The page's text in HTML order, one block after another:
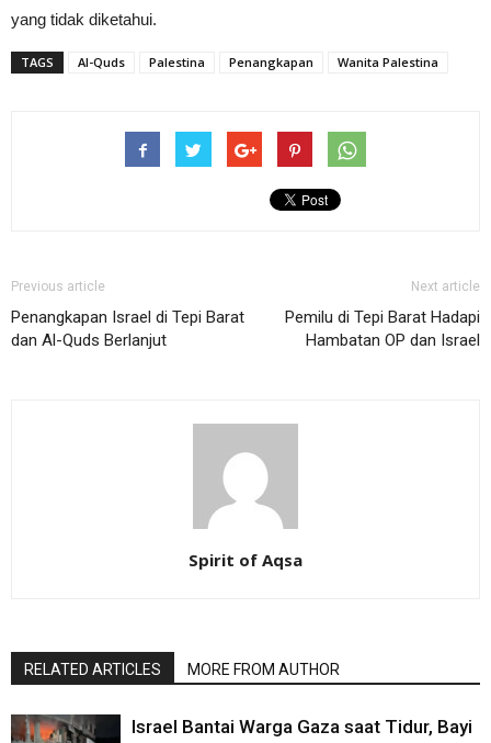
yang tidak diketahui.
TAGS Al-Quds Palestina Penangkapan Wanita Palestina
Previous article
Penangkapan Israel di Tepi Barat
dan Al-Quds Berlanjut
Next article
Pemilu di Tepi Barat Hadapi
Hambatan OP dan Israel
Spirit of Aqsa
RELATED ARTICLES MORE FROM AUTHOR
Israel Bantai Warga Gaza saat Tidur, Bayi